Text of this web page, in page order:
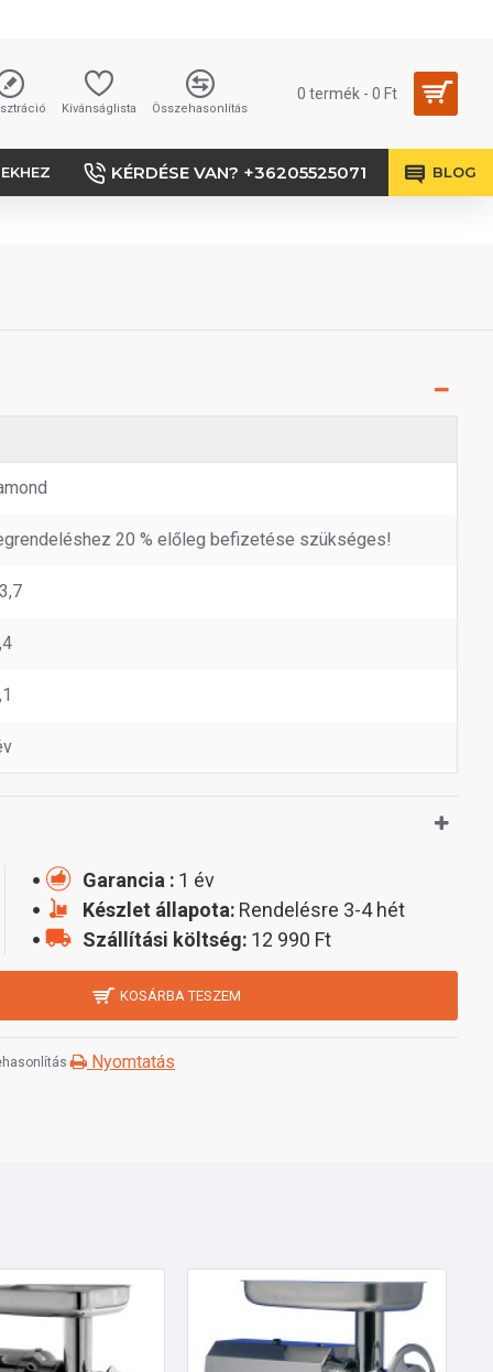
Kívánságlista Összehasonlítás
0 termék - 0 Ft
KÉRDÉSE VAN? +36205525071 BLOG
20 % előleg befizetése szükséges!
Garancia : 1 év
Készlet állapota: Rendelésre 3-4 hét
Szállítási költség: 12 990 Ft
KOSÁRBA TESZEM
Nyomtatás